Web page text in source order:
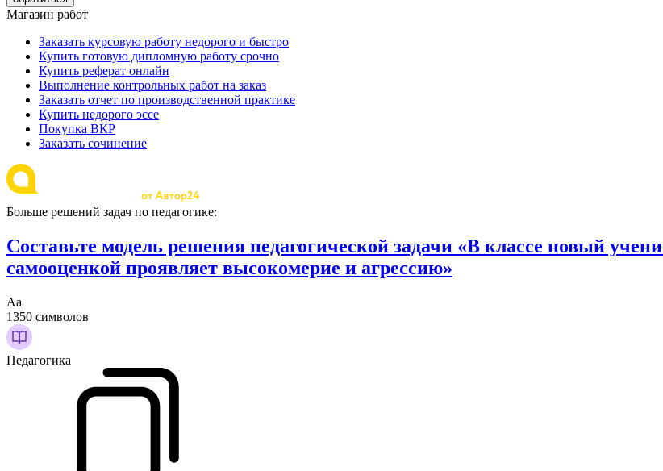
Магазин работ
Заказать курсовую работу недорого и быстро
Купить готовую дипломную работу срочно
Купить реферат онлайн
Выполнение контрольных работ на заказ
Заказать отчет по производственной практике
Купить недорого эссе
Покупка ВКР
Заказать сочинение
Больше решений задач по педагогике:
Составьте модель решения педагогической задачи «В классе новый
самооценкой проявляет высокомерие и агрессию»
Аа
1350 символов
Педагогика